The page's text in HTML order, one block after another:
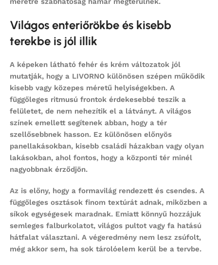
Világos enteriőrökbe és kisebb
terekbe is jól illik
A képeken látható fehér és krém változatok jól
mutatják, hogy a LIVORNO különösen szépen működik
kisebb vagy közepes méretű helyiségekben. A
függőleges ritmusú frontok érdekesebbé teszik a
felületet, de nem nehezítik el a látványt. A világos
színek emellett segítenek abban, hogy a tér
szellősebbnek hasson. Ez különösen előnyös
panellakásokban, kisebb családi házakban vagy olyan
lakásokban, ahol fontos, hogy a központi tér minél
nagyobbnak érződjön.
Az is előny, hogy a formavilág rendezett és csendes. A
függőleges osztások finom textúrát adnak, miközben a
síkok egységesek maradnak. Emiatt könnyű hozzájuk
semleges falburkolatot, világos pultot vagy fa hatású
hátfalat választani. A végeredmény nem lesz zsúfolt,
még akkor sem, ha sok tárolóelem kerül be a tervbe.